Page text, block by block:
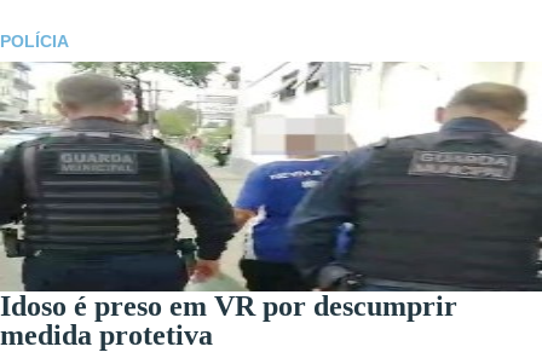
POLÍCIA
Idoso é preso em VR por descumprir
medida protetiva